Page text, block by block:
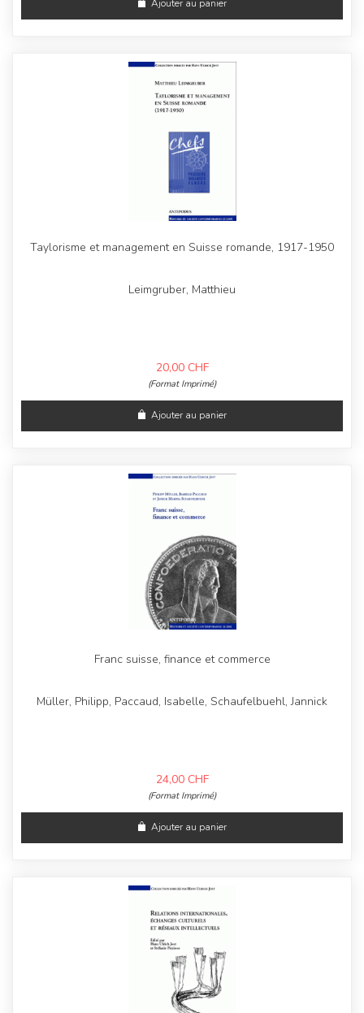
Ajouter au panier
Taylorisme et management en Suisse romande, 1917-1950
Leimgruber, Matthieu
20,00 CHF
(Format Imprimé)
Ajouter au panier
Franc suisse, finance et commerce
Müller, Philipp, Paccaud, Isabelle, Schaufelbuehl, Jannick
24,00 CHF
(Format Imprimé)
Ajouter au panier